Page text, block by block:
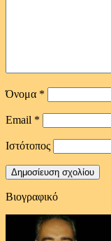
Όνομα *
Email *
Ιστότοπος
Βιογραφικό